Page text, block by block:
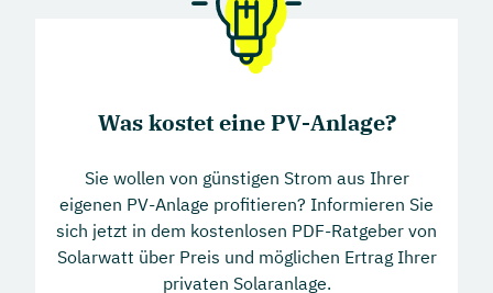
5 Jahre Garantie auf Wallboxen (Charger
(SOLARWATT Manager)
MEHR ZUR GARANTIE
Was kostet eine PV-Anlage?
Sie wollen von günstigen Strom aus Ihrer
eigenen PV-Anlage profitieren? Informieren Sie
sich jetzt in dem kostenlosen PDF-Ratgeber von
Solarwatt über Preis und möglichen Ertrag Ihrer
privaten Solaranlage.